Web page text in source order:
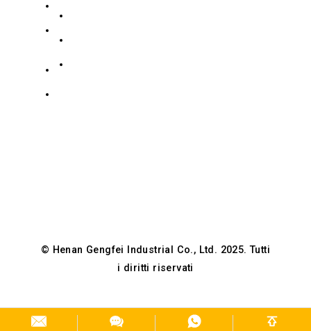
Zidong
Road,
di
Guancheng
+8619139863252
info@gengfeisteel.com
© Henan Gengfei Industrial Co., Ltd. 2025. Tutti
i diritti riservati